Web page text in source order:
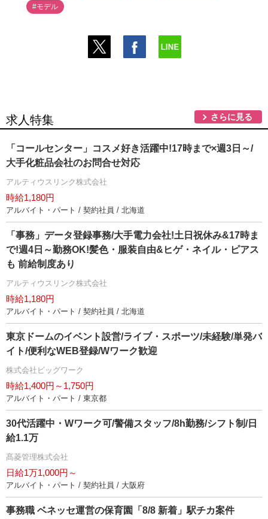
#モデル
求人特集 さらに見る
「コールセンター」コスメ好き活躍中!17時まで×週3日～/
大手化粧品会社のお問合せ対応
アルティウスリンク株式会社
時給1,180円
アルバイト・パート / 契約社員 / 北海道
「事務」データ登録事務/大手電力会社!土日祝休み&17時ま
で!週4日～勤務OK!髪色・服装自由&ヒゲ・ネイル・ピアス
も 前給制度あり
アルティウスリンク株式会社
時給1,180円
アルバイト・パート / 契約社員 / 北海道
東京ドームのイベント設営/ライブ・スポーツ/未経験/単発バ
イト/便利なWEB登録/Wワーク歓迎
株式会社ビッグワーク
時給1,400円～1,750円
アルバイト・パート / 東京都
30代活躍中・Wワーク可/警備スタッフ/8h勤務/シフト制/日
給1.1万
髙菱管理株式会社
日給1万1,000円～
アルバイト・パート / 契約社員 / 大阪府
事務職 ベネッセ運営の保育園「8/8 新着」駅チカ案件